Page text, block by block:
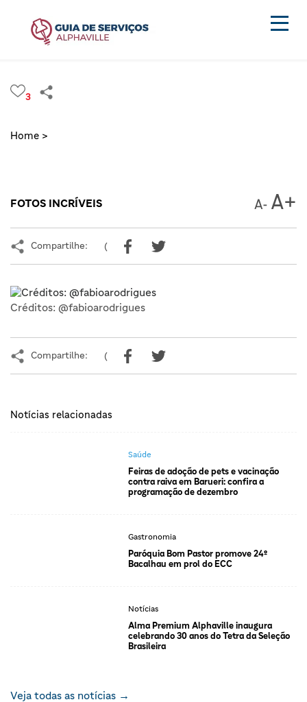
3
Home >
FOTOS INCRÍVEIS
Compartilhe: (
Créditos: @fabioarodrigues
Compartilhe: (
Notícias relacionadas
Saúde
Feiras de adoção de pets e vacinação
contra raiva em Barueri: confira a
programação de dezembro
Gastronomia
Paróquia Bom Pastor promove 24º
Bacalhau em prol do ECC
Notícias
Alma Premium Alphaville inaugura
celebrando 30 anos do Tetra da Seleção
Brasileira
Veja todas as notícias →